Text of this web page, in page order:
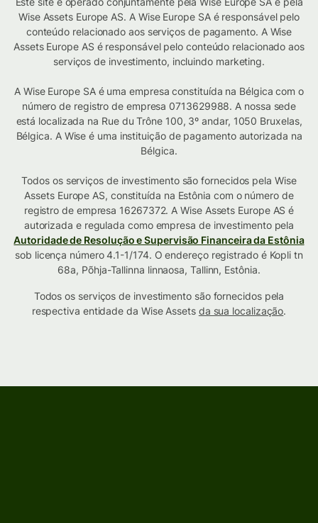
Wise Assets Europe AS. A Wise Europe SA é responsável pelo
conteúdo relacionado aos serviços de pagamento. A Wise
Assets Europe AS é responsável pelo conteúdo relacionado aos
serviços de investimento, incluindo marketing.
A Wise Europe SA é uma empresa constituída na Bélgica com o
número de registro de empresa 0713629988. A nossa sede
está localizada na Rue du Trône 100, 3º andar, 1050 Bruxelas,
Bélgica. A Wise é uma instituição de pagamento autorizada na
Bélgica.
Todos os serviços de investimento são fornecidos pela Wise
Assets Europe AS, constituída na Estônia com o número de
registro de empresa 16267372. A Wise Assets Europe AS é
autorizada e regulada como empresa de investimento pela
Autoridade de Resolução e Supervisão Financeira da Estônia
sob licença número 4.1-1/174. O endereço registrado é Kopli tn
68a, Põhja-Tallinna linnaosa, Tallinn, Estônia.
Todos os serviços de investimento são fornecidos pela
respectiva entidade da Wise Assets da sua localização.